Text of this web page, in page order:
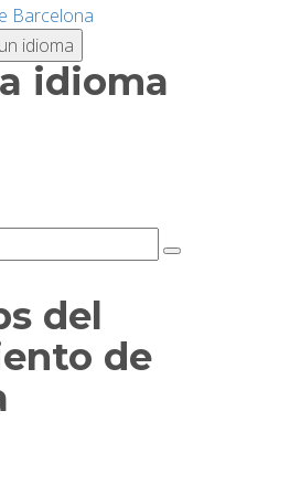
idioma
idioma
del
de